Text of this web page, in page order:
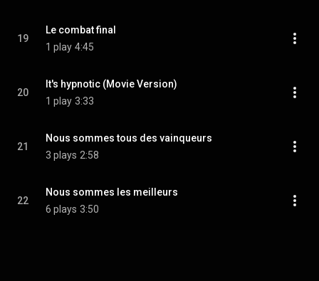
19
Le combat final
1 play 4:45
20
It's hypnotic (Movie Version)
1 play 3:33
21
Nous sommes tous des vainqueurs
3 plays 2:58
22
Nous sommes les meilleurs
6 plays 3:50